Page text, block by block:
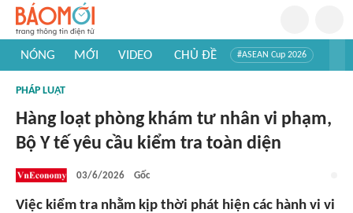
NÓNG MỚI VIDEO CHỦ ĐỀ #ASEAN Cup 2026
#Khám phá Việt Nam
PHÁP LUẬT
Hàng loạt phòng khám tư nhân vi phạm,
Bộ Y tế yêu cầu kiểm tra toàn diện
03/6/2026 Gốc
Việc kiểm tra nhằm kịp thời phát hiện các hành vi vi